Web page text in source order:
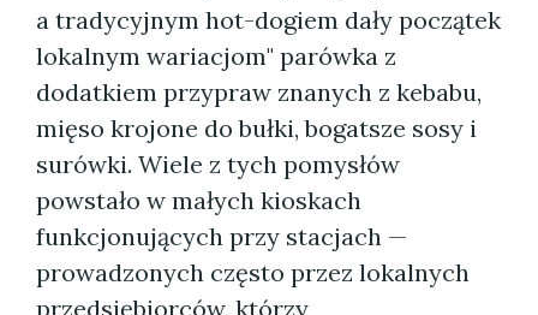
a tradycyjnym hot-dogiem dały początek
lokalnym wariacjom" parówka z
dodatkiem przypraw znanych z kebabu,
mięso krojone do bułki, bogatsze sosy i
surówki. Wiele z tych pomysłów
powstało w małych kioskach
funkcjonujących przy stacjach —
prowadzonych często przez lokalnych
przedsiębiorców, którzy